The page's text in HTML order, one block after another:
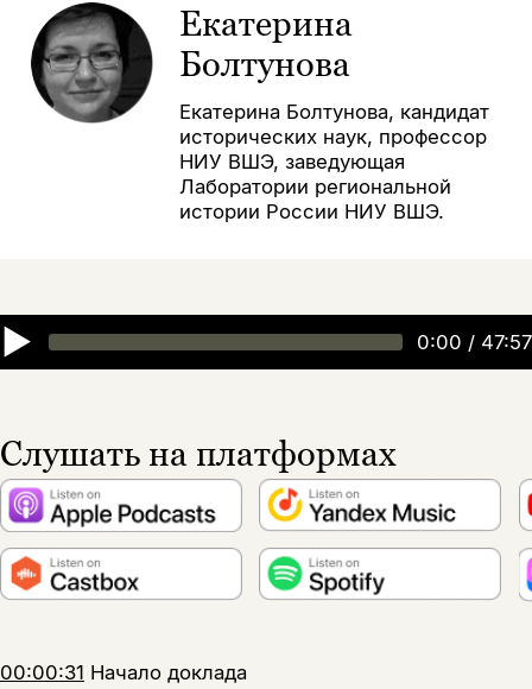
Екатерина
Болтунова
Екатерина Болтунова, кандидат
исторических наук, профессор
НИУ ВШЭ, заведующая
Лаборатории региональной
истории России НИУ ВШЭ.
▶ 0:00 / 47:57
Слушать на платформах
00:00:31 Начало доклада